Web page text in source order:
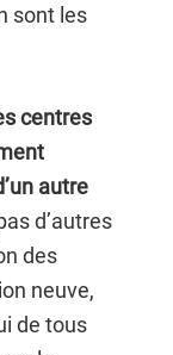
sont les
centres
autre
d’autres
des
neuve,
de tous